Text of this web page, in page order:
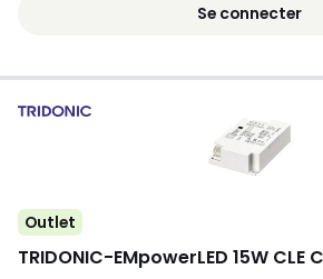
Se connecter
Outlet
TRIDONIC-EMpowerLED 15W CLE